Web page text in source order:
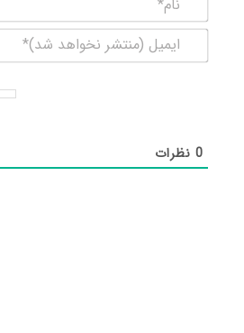
0نظرات